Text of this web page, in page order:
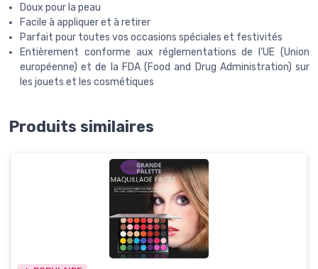
Doux pour la peau
Facile à appliquer et à retirer
Parfait pour toutes vos occasions spéciales et festivités
Entièrement conforme aux réglementations de l'UE (Union
européenne) et de la FDA (Food and Drug Administration) sur
les jouets et les cosmétiques
Produits similaires